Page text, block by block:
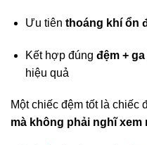
Ưu tiên thoáng khí ổn
Kết hợp đúng đệm +
hiệu quả
Một chiếc đệm tốt là chiếc
mà không phải nghĩ xem